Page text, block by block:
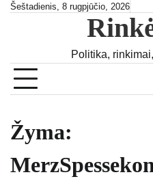
SkipŠeštadienis, 8 rugpjūčio, 2026
Politika,
Žyma: